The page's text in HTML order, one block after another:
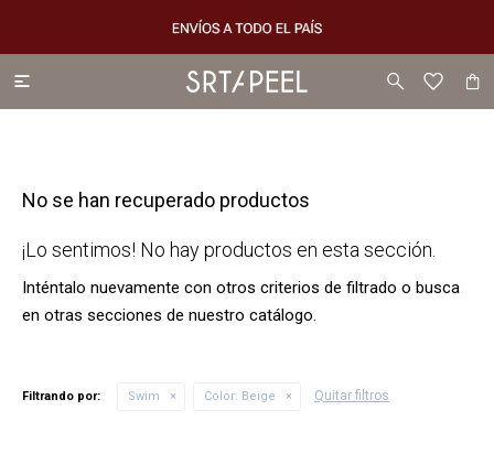

No se han recuperado productos
¡Lo sentimos! No hay productos en esta sección.
Inténtalo nuevamente con otros criterios de filtrado o busca
en otras secciones de nuestro catálogo.
Filtrando por: Swim Color: Beige Quitar filtros